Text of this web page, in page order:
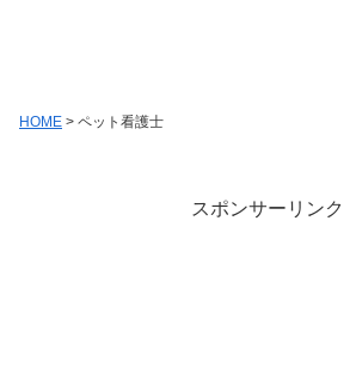
HOME > ペット看護士
スポンサーリンク